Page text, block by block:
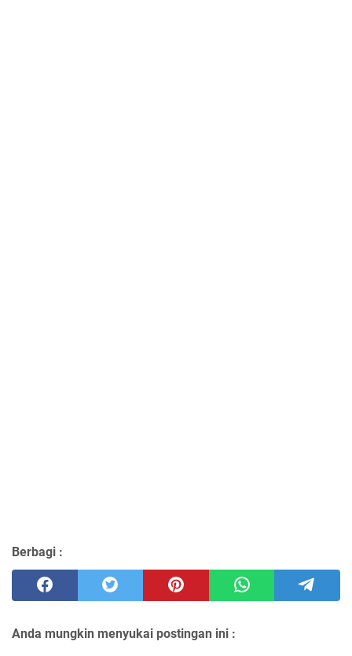
Berbagi :
Anda mungkin menyukai postingan ini :